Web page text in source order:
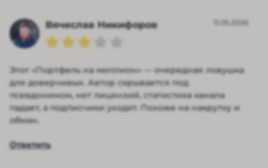
Вячеслав Никифоров 11.05.2026
Этот «Портфель на миллион» — очередная ловушка
для доверчивых. Автор скрывается под
псевдонимом, нет лицензий, статистика канала
падает, а подписчики уходят. Похоже на накрутку и
обман.
Ответить